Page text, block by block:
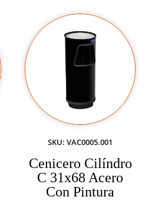
SKU: VAC0005.001
Cenicero Cilíndro
C 31x68 Acero
Con Pintura